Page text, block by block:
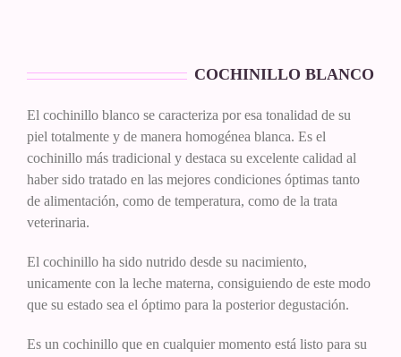
COCHINILLO BLANCO
El cochinillo blanco se caracteriza por esa tonalidad de su
piel totalmente y de manera homogénea blanca. Es el
cochinillo más tradicional y destaca su excelente calidad al
haber sido tratado en las mejores condiciones óptimas tanto
de alimentación, como de temperatura, como de la trata
veterinaria.
El cochinillo ha sido nutrido desde su nacimiento,
unicamente con la leche materna, consiguiendo de este modo
que su estado sea el óptimo para la posterior degustación.
Es un cochinillo que en cualquier momento está listo para su